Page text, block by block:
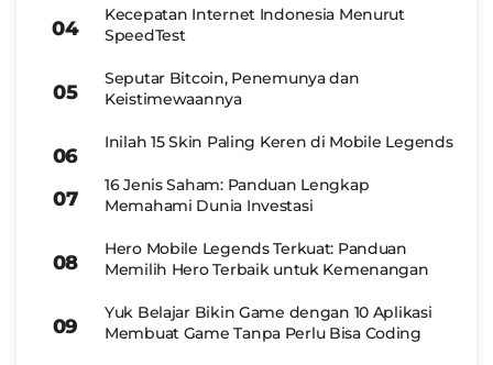
Kecepatan Internet Indonesia Menurut
SpeedTest
Seputar Bitcoin, Penemunya dan
Keistimewaannya
Inilah 15 Skin Paling Keren di Mobile Legends
16 Jenis Saham: Panduan Lengkap
Memahami Dunia Investasi
Hero Mobile Legends Terkuat: Panduan
Memilih Hero Terbaik untuk Kemenangan
Yuk Belajar Bikin Game dengan 10 Aplikasi
Membuat Game Tanpa Perlu Bisa Coding